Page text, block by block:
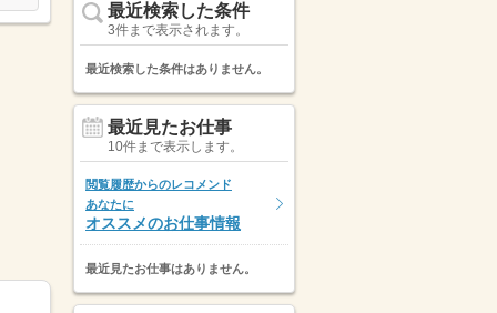
最近検索した条件
3件まで表示されます。
最近検索した条件はありません。
最近見たお仕事
10件まで表示します。
閲覧履歴からのレコメンド
あなたに
オススメのお仕事情報
最近見たお仕事はありません。